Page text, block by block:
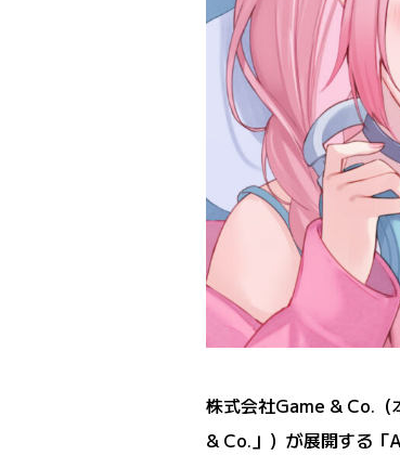
株式会社Game & Co.（
& Co.」）が展開する「